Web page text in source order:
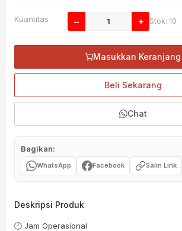
Kuantitas − + Stok: 10
Masukkan Keranjang
Beli Sekarang
Chat
Bagikan:
WhatsApp Facebook Salin Link
Deskripsi Produk
🕘 Jam Operasional